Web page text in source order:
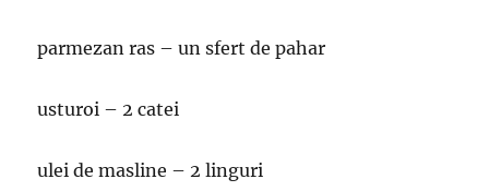
parmezan ras – un sfert de pahar
usturoi – 2 catei
ulei de masline – 2 linguri